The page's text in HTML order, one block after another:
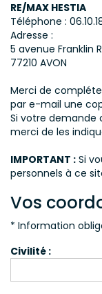
RE/MAX HESTIA
Téléphone :
Adresse :
5 avenue Franklin
77210 AVON
Merci de
par e-mail une
Si votre demande
merci de les
IMPORTANT : Si
personnels à ce
Vos
* Information
Civilité :